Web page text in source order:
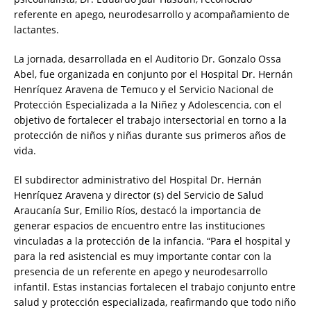
referente en apego, neurodesarrollo y acompañamiento de
lactantes.
La jornada, desarrollada en el Auditorio Dr. Gonzalo Ossa
Abel, fue organizada en conjunto por el Hospital Dr. Hernán
Henríquez Aravena de Temuco y el Servicio Nacional de
Protección Especializada a la Niñez y Adolescencia, con el
objetivo de fortalecer el trabajo intersectorial en torno a la
protección de niños y niñas durante sus primeros años de
vida.
El subdirector administrativo del Hospital Dr. Hernán
Henríquez Aravena y director (s) del Servicio de Salud
Araucanía Sur, Emilio Ríos, destacó la importancia de
generar espacios de encuentro entre las instituciones
vinculadas a la protección de la infancia. “Para el hospital y
para la red asistencial es muy importante contar con la
presencia de un referente en apego y neurodesarrollo
infantil. Estas instancias fortalecen el trabajo conjunto entre
salud y protección especializada, reafirmando que todo niño